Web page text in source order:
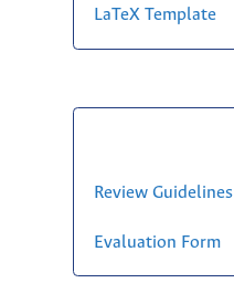
LaTeX Template
Review Guidelines
Evaluation Form